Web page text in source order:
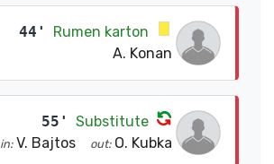
44'
Rumen karton
A. Konan
55' Substitute
in: V. Bajtos out: O. Kubka